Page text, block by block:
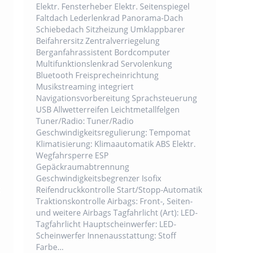
Elektr. Fensterheber Elektr. Seitenspiegel
Faltdach Lederlenkrad Panorama-Dach
Schiebedach Sitzheizung Umklappbarer
Beifahrersitz Zentralverriegelung
Berganfahrassistent Bordcomputer
Multifunktionslenkrad Servolenkung
Bluetooth Freisprecheinrichtung
Musikstreaming integriert
Navigationsvorbereitung Sprachsteuerung
USB Allwetterreifen Leichtmetallfelgen
Tuner/Radio: Tuner/Radio
Geschwindigkeitsregulierung: Tempomat
Klimatisierung: Klimaautomatik ABS Elektr.
Wegfahrsperre ESP
Gepäckraumabtrennung
Geschwindigkeitsbegrenzer Isofix
Reifendruckkontrolle Start/Stopp-Automatik
Traktionskontrolle Airbags: Front-, Seiten-
und weitere Airbags Tagfahrlicht (Art): LED-
Tagfahrlicht Hauptscheinwerfer: LED-
Scheinwerfer Innenausstattung: Stoff
Farbe…